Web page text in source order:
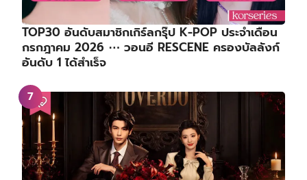
TOP30 อันดับสมาชิกเกิร์ลกรุ๊ป K-POP ประจำเดือน
กรกฎาคม 2026 ⋯ วอนอี RESCENE ครองบัลลังก์
อันดับ 1 ได้สำเร็จ